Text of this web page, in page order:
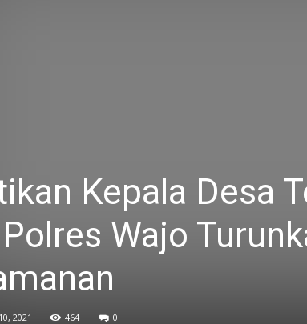
Kepala Desa
Wajo
2021 464 0